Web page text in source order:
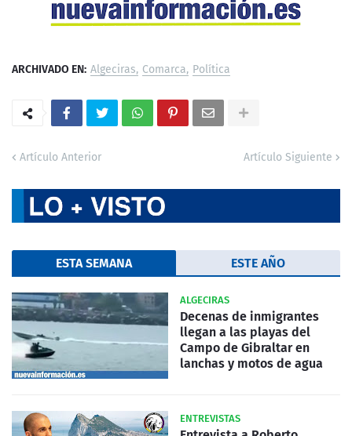
ARCHIVADO EN: Algeciras Comarca Política
Artículo Anterior Artículo Siguiente
ESTA SEMANA ESTE AÑO
ALGECIRAS
Decenas de inmigrantes
llegan a las playas del
Campo de Gibraltar en
lanchas y motos de agua
ENTREVISTAS